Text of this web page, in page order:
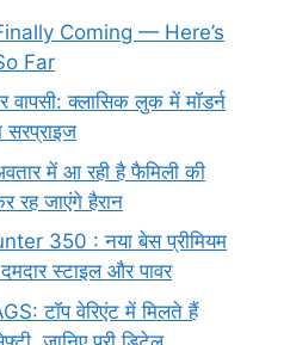
Coming — Here’s
Far
क्लासिक लुक में मॉडर्न
सरप्राइज
में आ रही है फैमिली की
रह जाएंगे हैरान
350 : नया बेस प्रीमियम
स्टाइल और पावर
टॉप वेरिएंट में मिलते हैं